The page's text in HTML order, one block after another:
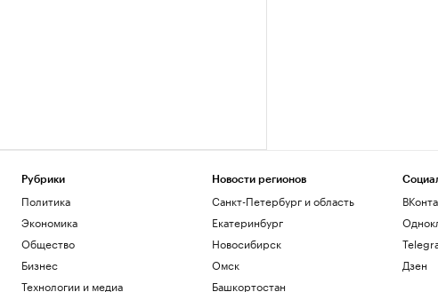
Рубрики
Политика
Экономика
Общество
Бизнес
Технологии и медиа
Новости регионов
Санкт-Петербург и область
Екатеринбург
Новосибирск
Омск
Башкортостан
Дзен